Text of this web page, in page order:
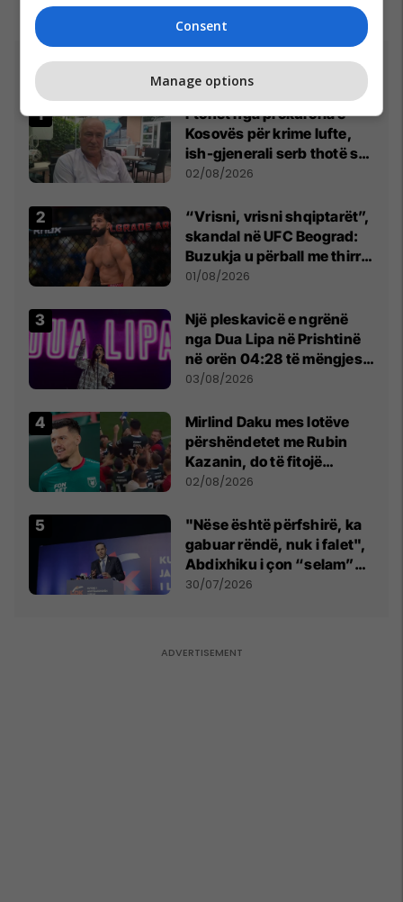
Ftohet nga prokuroria e
Kosovës për krime lufte,
ish-gjenerali serb thotë se
dikush e tradhtoi në
02/08/2026
“Vrisni, vrisni shqiptarët”,
skandal në UFC Beograd:
Buzukja u përball me thirrje
anti-shqiptare nga
01/08/2026
Një pleskavicë e ngrënë
nga Dua Lipa në Prishtinë
në orën 04:28 të mëngjesit
- dhe bota digjitale serbe
03/08/2026
Mirlind Daku mes lotëve
përshëndetet me Rubin
Kazanin, do të fitojë
miliona te Spartak Moska
02/08/2026
"Nëse është përfshirë, ka
gabuar rëndë, nuk i falet",
Abdixhiku i çon “selam”
Përparim Ramës
30/07/2026
Consent
Manage options